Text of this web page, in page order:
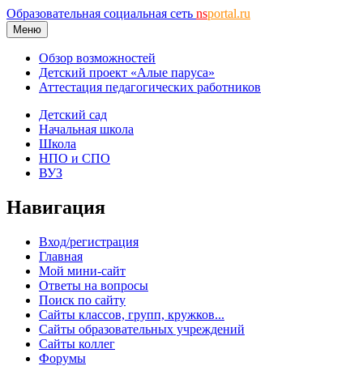
Образовательная социальная сеть nsportal.ru
Меню
Обзор возможностей
Детский проект «Алые паруса»
Аттестация педагогических работников
Детский сад
Начальная школа
Школа
НПО и СПО
ВУЗ
Навигация
Вход/регистрация
Главная
Мой мини-сайт
Ответы на вопросы
Поиск по сайту
Сайты классов, групп, кружков...
Сайты образовательных учреждений
Сайты коллег
Форумы